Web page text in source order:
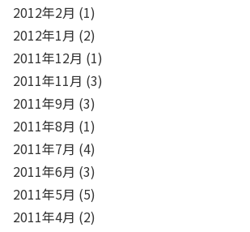
2012年2月 (1)
2012年1月 (2)
2011年12月 (1)
2011年11月 (3)
2011年9月 (3)
2011年8月 (1)
2011年7月 (4)
2011年6月 (3)
2011年5月 (5)
2011年4月 (2)